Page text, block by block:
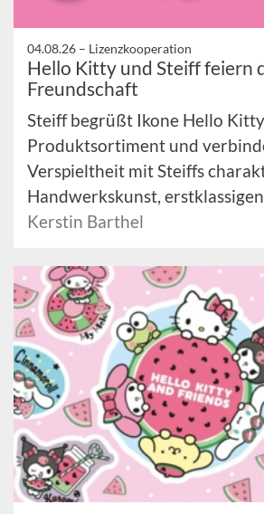
04.08.26 – Lizenzkooperation
Hello Kitty und Steiff feiern
Freundschaft
Steiff begrüßt Ikone Hello
Produktsortiment und
Verspieltheit mit Steiffs
Handwerkskunst, erstklassigen
Kerstin Barthel